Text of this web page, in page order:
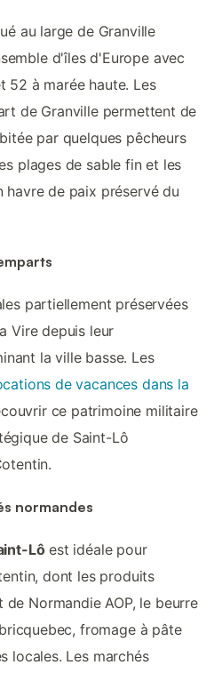
au large de Granville
d'îles d'Europe avec
52 à marée haute. Les
de Granville permettent de
par quelques pêcheurs
plages de sable fin et les
de paix préservé du
partiellement préservées
Vire depuis leur
la ville basse. Les
de vacances dans la
ce patrimoine militaire
de Saint-Lô
normandes
Lôest idéale pour
dont les produits
Normandie AOP, le beurre
fromage à pâte
locales. Les marchés